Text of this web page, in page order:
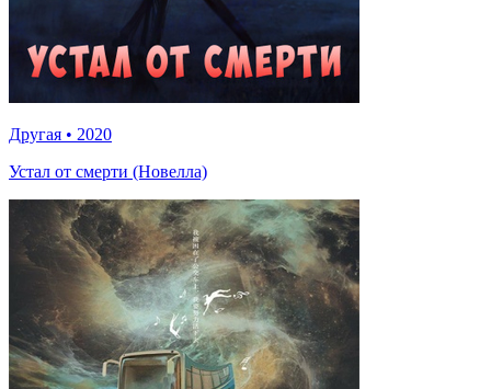
Другая • 2020
Устал от смерти (Новелла)